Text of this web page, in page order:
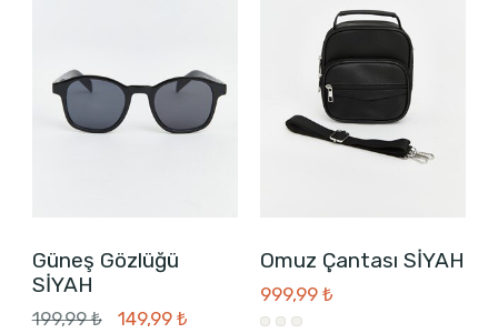
Güneş Gözlüğü
SİYAH
199,99 ₺ 149,99 ₺
Omuz Çantası SİYAH
999,99 ₺